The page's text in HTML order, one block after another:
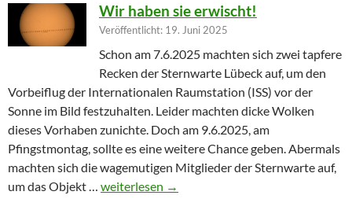
Wir haben sie erwischt!
Veröffentlicht: 19. Juni 2025
Schon am 7.6.2025 machten sich zwei tapfere
Recken der Sternwarte Lübeck auf, um den
Vorbeiflug der Internationalen Raumstation (ISS) vor der
Sonne im Bild festzuhalten. Leider machten dicke Wolken
dieses Vorhaben zunichte. Doch am 9.6.2025, am
Pfingstmontag, sollte es eine weitere Chance geben. Abermals
machten sich die wagemutigen Mitglieder der Sternwarte auf,
um das Objekt … Wir haben sie erwischt!
weiterlesen →